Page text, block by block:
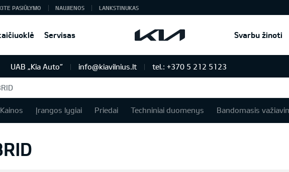
Servisas Svarbu žinoti
PASIŪLYMO NAUJIENOS LANKSTINUKAS
UAB „Kia Auto“ info@kiavilnius.lt tel.: +370 5 212 5123
Kainos Įrangos lygiai Priedai Techniniai duomenys Bandomasis